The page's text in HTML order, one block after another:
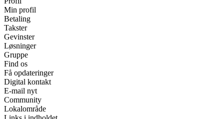
Min profil
Betaling
Takster
Gevinster
Løsninger
Gruppe
Find os
Få opdateringer
Digital kontakt
E-mail nyt
Community
Lokalområde